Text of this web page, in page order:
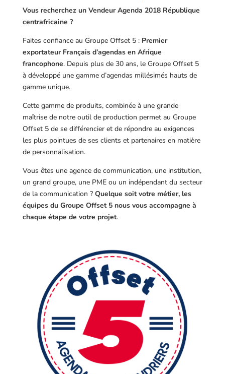
Vous recherchez un Vendeur Agenda 2018 République
centrafricaine ?
Faites confiance au Groupe Offset 5 : Premier
exportateur Français d’agendas en Afrique
francophone. Depuis plus de 30 ans, le Groupe Offset 5
à développé une gamme d’agendas millésimés hauts de
gamme unique.
Cette gamme de produits, combinée à une grande
maîtrise de notre outil de production permet au Groupe
Offset 5 de se différencier et de répondre au exigences
les plus pointues de ses clients et partenaires en matière
de personnalisation.
Vous êtes une agence de communication, une institution,
un grand groupe, une PME ou un indépendant du secteur
de la communication ? Quelque soit votre métier, les
équipes du Groupe Offset 5 nous vous accompagne à
chaque étape de votre projet.